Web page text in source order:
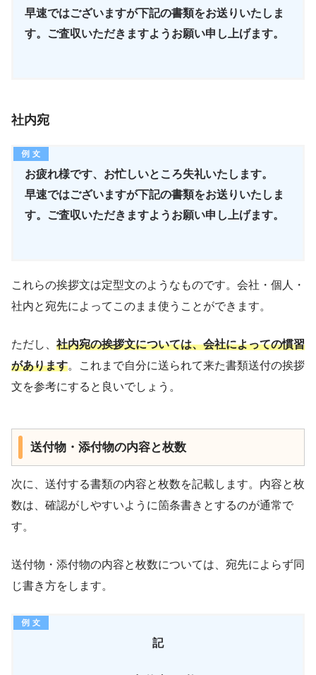
早速ではございますが下記の書類をお送りいたしま
す。ご査収いただきますようお願い申し上げます。
社内宛
お疲れ様です、お忙しいところ失礼いたします。
早速ではございますが下記の書類をお送りいたしま
す。ご査収いただきますようお願い申し上げます。
これらの挨拶文は定型文のようなものです。会社・個人・
社内と宛先によってこのまま使うことができます。
ただし、 社内宛の挨拶文については、会社によっての慣習
があります。これまで自分に送られて来た書類送付の挨拶
文を参考にすると良いでしょう。
送付物・添付物の内容と枚数
次に、送付する書類の内容と枚数を記載します。内容と枚
数は、確認がしやすいように箇条書きとするのが通常で
す。
送付物・添付物の内容と枚数については、宛先によらず同
じ書き方をします。
記